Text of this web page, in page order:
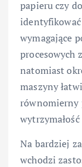
papieru czy
wymagające
procesowych
natomiast
maszyny
równomierny
Na bardziej
wchodzi